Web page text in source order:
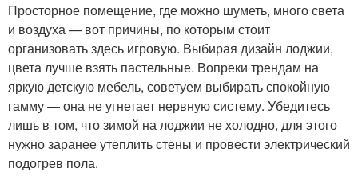
Просторное помещение, где можно шуметь, много света
и воздуха — вот причины, по которым стоит
организовать здесь игровую. Выбирая дизайн лоджии,
цвета лучше взять пастельные. Вопреки трендам на
яркую детскую мебель, советуем выбирать спокойную
гамму — она не угнетает нервную систему. Убедитесь
лишь в том, что зимой на лоджии не холодно, для этого
нужно заранее утеплить стены и провести электрический
подогрев пола.